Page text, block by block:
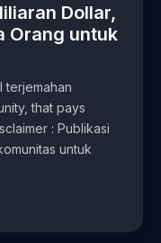
Dollar,
Orang untuk
terjemahan
that pays
: Publikasi
untuk